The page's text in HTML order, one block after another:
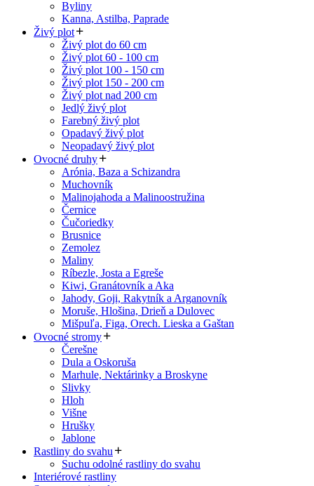
Byliny
Kanna, Astilba, Paprade
Živý plot
Živý plot do 60 cm
Živý plot 60 - 100 cm
Živý plot 100 - 150 cm
Živý plot 150 - 200 cm
Živý plot nad 200 cm
Jedlý živý plot
Farebný živý plot
Opadavý živý plot
Neopadavý živý plot
Ovocné druhy
Arónia, Baza a Schizandra
Muchovník
Malinojahoda a Malinoostružina
Černice
Čučoriedky
Brusnice
Zemolez
Maliny
Ríbezle, Josta a Egreše
Kiwi, Granátovník a Aka
Jahody, Goji, Rakytník a Arganovník
Moruše, Hlošina, Drieň a Dulovec
Mišpuľa, Figa, Orech. Lieska a Gaštan
Ovocné stromy
Čerešne
Dula a Oskoruša
Marhule, Nektárinky a Broskyne
Slivky
Hloh
Višne
Hrušky
Jablone
Rastliny do svahu
Suchu odolné rastliny do svahu
Interiérové rastliny